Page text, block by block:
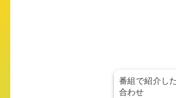
番組で紹介し
合わせ